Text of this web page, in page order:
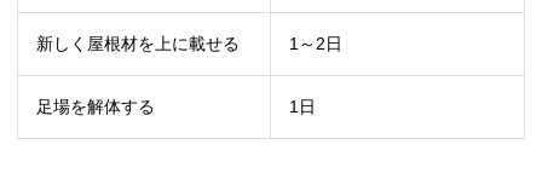
新しく屋根材を上に載せる 1～2日
足場を解体する 1日